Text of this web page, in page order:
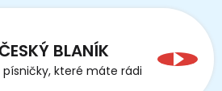
BLANÍK
písničky, které máte rádi